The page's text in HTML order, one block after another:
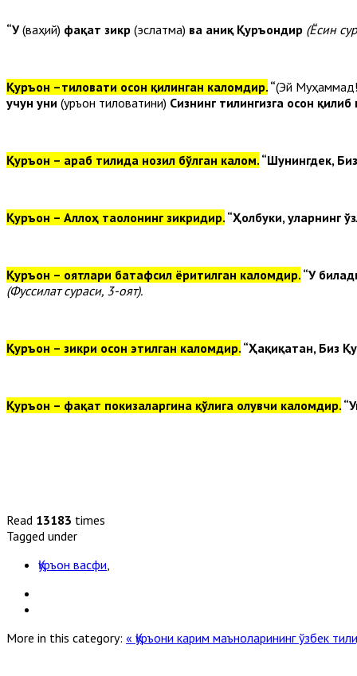
“У(ваҳий) фақат зикр (эслатма) ва аниқ Қуръондир (Ёсин
Қуръон –тиловати осон қилинган каломдир. “(Эй
учун уни (Қуръон тиловатини) Сизнинг тилингизга осон
Қуръон – араб тилида нозил бўлган калом. “Шунингдек,
Қуръон – Аллоҳ таолонинг зикридир. “Ҳолбуки, уларнинг
Қуръон – оятлари батафсил ёритилган каломдир. “У
(Фуссилат сураси, 3-оят).
Қуръон – зикри осон этилган каломдир. “Ҳақиқатан, Биз
Қуръон – фақат покизаларгина қўлига олувчи каломдир.
Read 13183 times
Tagged under
Қуръон васфи
More in this category: « Қуръони карим маъноларининг ўзбек